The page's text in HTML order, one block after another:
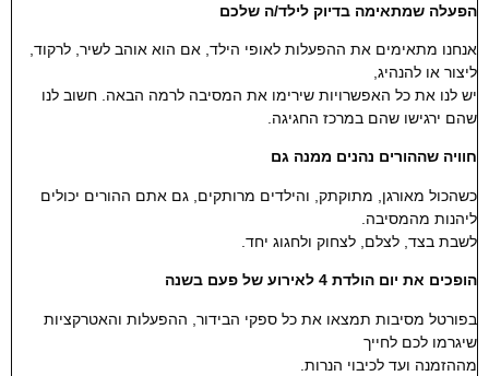
הפעלה שמתאימה בדיוק לילד/ה שלכם
אנחנו מתאימים את ההפעלות לאופי הילד, אם הוא אוהב לשיר, לרקוד,
ליצור או להנהיג,
יש לנו את כל האפשרויות שירימו את המסיבה לרמה הבאה. חשוב לנו
שהם ירגישו שהם במרכז החגיגה.
חוויה שההורים נהנים ממנה גם
כשהכול מאורגן, מתוקתק, והילדים מרותקים, גם אתם ההורים יכולים
ליהנות מהמסיבה.
לשבת בצד, לצלם, לצחוק ולחגוג יחד.
הופכים את יום הולדת 4 לאירוע של פעם בשנה
בפורטל מסיבות תמצאו את כל ספקי הבידור, ההפעלות והאטרקציות
שיגרמו לכם לחייך
מההזמנה ועד לכיבוי הנרות.